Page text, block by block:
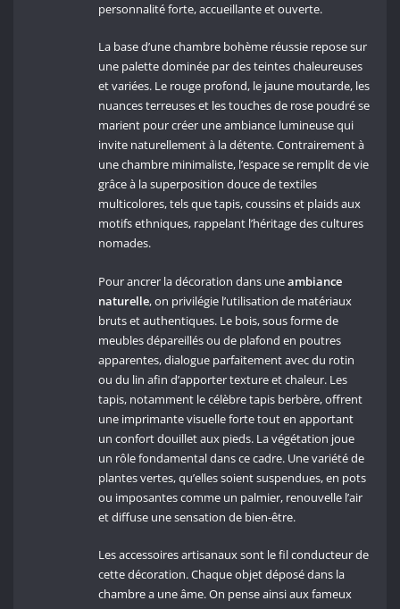
personnalité forte, accueillante et ouverte.
La base d’une chambre bohème réussie repose sur
une palette dominée par des teintes chaleureuses
et variées. Le rouge profond, le jaune moutarde, les
nuances terreuses et les touches de rose poudré se
marient pour créer une ambiance lumineuse qui
invite naturellement à la détente. Contrairement à
une chambre minimaliste, l’espace se remplit de vie
grâce à la superposition douce de textiles
multicolores, tels que tapis, coussins et plaids aux
motifs ethniques, rappelant l’héritage des cultures
nomades.
Pour ancrer la décoration dans uneambiance
naturelle, on privilégie l’utilisation de matériaux
bruts et authentiques. Le bois, sous forme de
meubles dépareillés ou de plafond en poutres
apparentes, dialogue parfaitement avec du rotin
ou du lin afin d’apporter texture et chaleur. Les
tapis, notamment le célèbre tapis berbère, offrent
une imprimante visuelle forte tout en apportant
un confort douillet aux pieds. La végétation joue
un rôle fondamental dans ce cadre. Une variété de
plantes vertes, qu’elles soient suspendues, en pots
ou imposantes comme un palmier, renouvelle l’air
et diffuse une sensation de bien-être.
Les accessoires artisanaux sont le fil conducteur de
cette décoration. Chaque objet déposé dans la
chambre a une âme. On pense ainsi aux fameux